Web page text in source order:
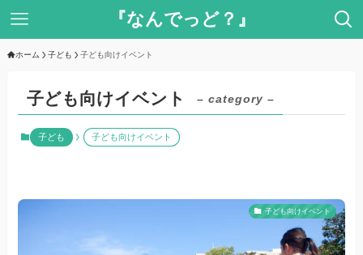
『なんでっど？』
ホーム 子ども 子ども向けイベント
子ども向けイベント – category –
子ども 子ども向けイベント
子ども向けイベント